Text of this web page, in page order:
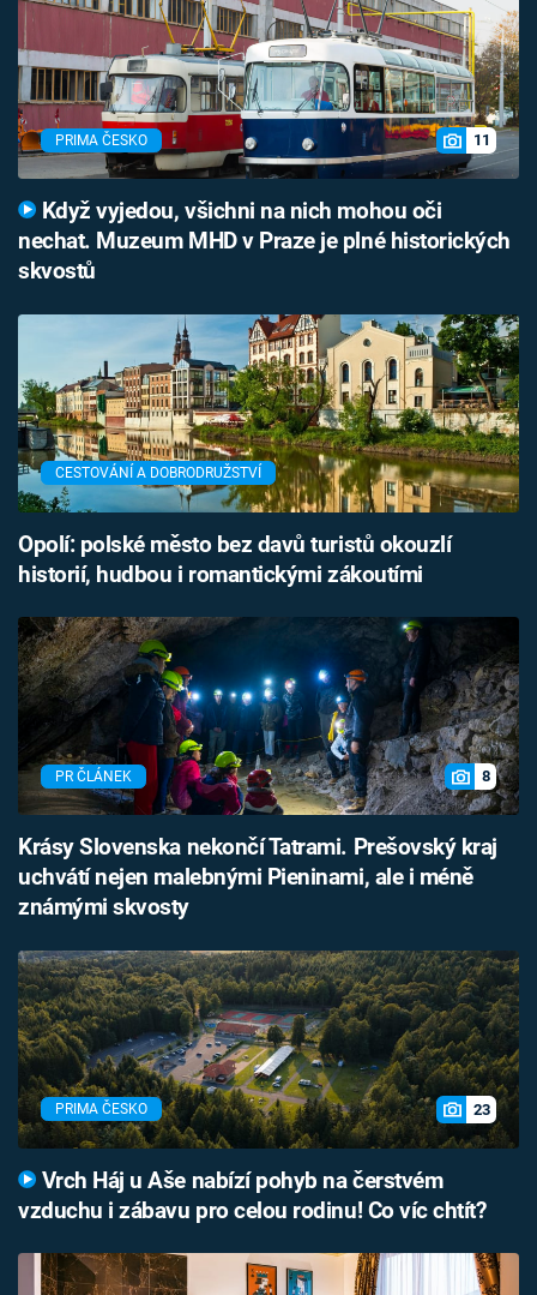
PRIMA ČESKO 11
Když vyjedou, všichni na nich mohou oči
nechat. Muzeum MHD v Praze je plné historických
skvostů
CESTOVÁNÍ A DOBRODRUŽSTVÍ
Opolí: polské město bez davů turistů okouzlí
historií, hudbou i romantickými zákoutími
PR ČLÁNEK 8
Krásy Slovenska nekončí Tatrami. Prešovský kraj
uchvátí nejen malebnými Pieninami, ale i méně
známými skvosty
PRIMA ČESKO 23
Vrch Háj u Aše nabízí pohyb na čerstvém
vzduchu i zábavu pro celou rodinu! Co víc chtít?